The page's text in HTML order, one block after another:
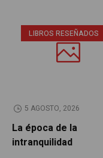
LIBROS RESEÑADOS
5 AGOSTO, 2026
La época de la
intranquilidad